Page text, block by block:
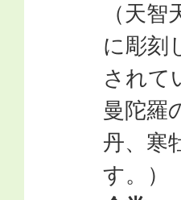
（天
に彫刻
されて
曼陀羅
丹、寒
す。）